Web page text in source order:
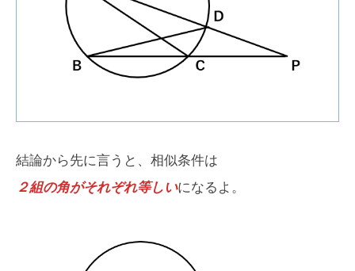
結論から先に言うと、相似条件は
２組の角がそれぞれ等しいになるよ。